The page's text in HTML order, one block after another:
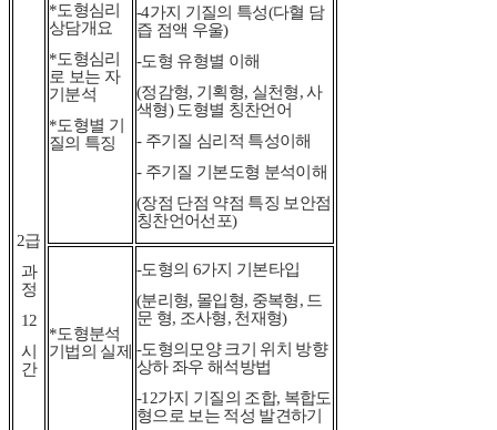
2급
과
정
12
시
간
*도형심리
상담개요
*도형심리
로 보는 자
기분석
*도형별 기
질의 특징
-4가지 기질의 특성(다혈 담
즙 점액 우울)
-도형 유형별 이해
(정감형, 기획형, 실천형, 사
색형) 도형별 칭찬언어
- 주기질 심리적 특성이해
- 주기질 기본도형 분석이해
(장점 단점 약점 특징 보안점
칭찬언어선포)
*도형분석
기법의 실제
-도형의 6가지 기본타입
(분리형, 몰입형, 중복형, 드
문 형, 조사형, 천재형)
-도형의모양 크기 위치 방향
상하 좌우 해석방법
-12가지 기질의 조합, 복합도
형으로 보는 적성 발견하기